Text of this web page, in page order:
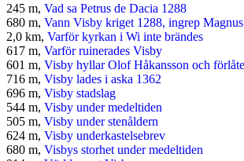
245 m, Vad sa Petrus de Dacia 1288
680 m, Vann Visby kriget 1288, ingrep
2,0 km, Varför kyrkan i Wi inte brändes
617 m, Varför ruinerades Visby
601 m, Visby hyllar Olof Håkansson och
716 m, Visby lades i aska 1362
696 m, Visby stadslag
544 m, Visby under medeltiden
505 m, Visby under stenåldern
624 m, Visby underkastelsebrev
680 m, Visbys storhet under medeltiden